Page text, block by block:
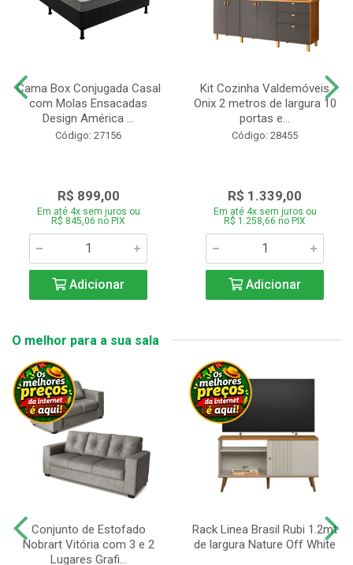
Cama Box Conjugada Casal
com Molas Ensacadas
Design América ...
Código: 27156
R$ 899,00
Em até 4x sem juros ou
R$ 845,06 no PIX
Adicionar
Kit Cozinha Valdemóveis
Onix 2 metros de largura 10
portas e...
Código: 28455
R$ 1.339,00
Em até 4x sem juros ou
R$ 1.258,66 no PIX
Adicionar
O melhor para a sua sala
Conjunto de Estofado
Nobrart Vitória com 3 e 2
Lugares Grafi...
Rack Linea Brasil Rubi 1.2mt
de largura Nature Off White